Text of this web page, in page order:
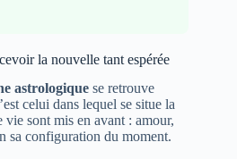
la nouvelle tant espérée
astrologique se retrouve
celui dans lequel se situe la
vie sont mis en avant : amour,
sa configuration du moment.